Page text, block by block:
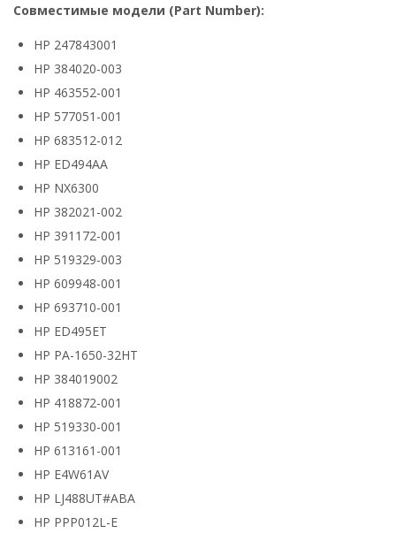
Совместимые модели (Part Number):
HP 247843001
HP 384020-003
HP 463552-001
HP 577051-001
HP 683512-012
HP ED494AA
HP NX6300
HP 382021-002
HP 391172-001
HP 519329-003
HP 609948-001
HP 693710-001
HP ED495ET
HP PA-1650-32HT
HP 384019002
HP 418872-001
HP 519330-001
HP 613161-001
HP E4W61AV
HP LJ488UT#ABA
HP PPP012L-E